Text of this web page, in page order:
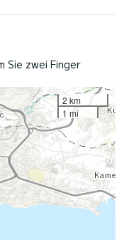
Sie zwei Finger
2 km
1 mi